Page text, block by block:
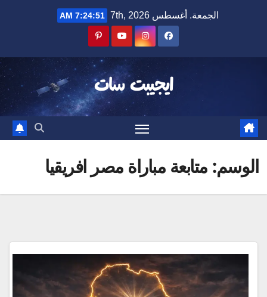
الجمعة. أغسطس 7th, 2026 7:24:51 AM
ايجيبت سات
الوسم:متابعة مباراة مصر افريقيا